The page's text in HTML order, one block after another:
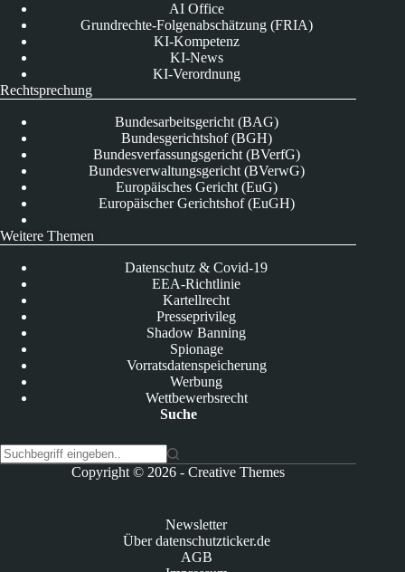
AI Office
Grundrechte-Folgenabschätzung (FRIA)
KI-Kompetenz
KI-News
KI-Verordnung
Rechtsprechung
Bundesarbeitsgericht (BAG)
Bundesgerichtshof (BGH)
Bundesverfassungsgericht (BVerfG)
Bundesverwaltungsgericht (BVerwG)
Europäisches Gericht (EuG)
Europäischer Gerichtshof (EuGH)
Weitere Themen
Datenschutz & Covid-19
EEA-Richtlinie
Kartellrecht
Presseprivileg
Shadow Banning
Spionage
Vorratsdatenspeicherung
Werbung
Wettbewerbsrecht
Suche
Copyright © 2026 -Creative Themes
Newsletter
Über datenschutzticker.de
AGB